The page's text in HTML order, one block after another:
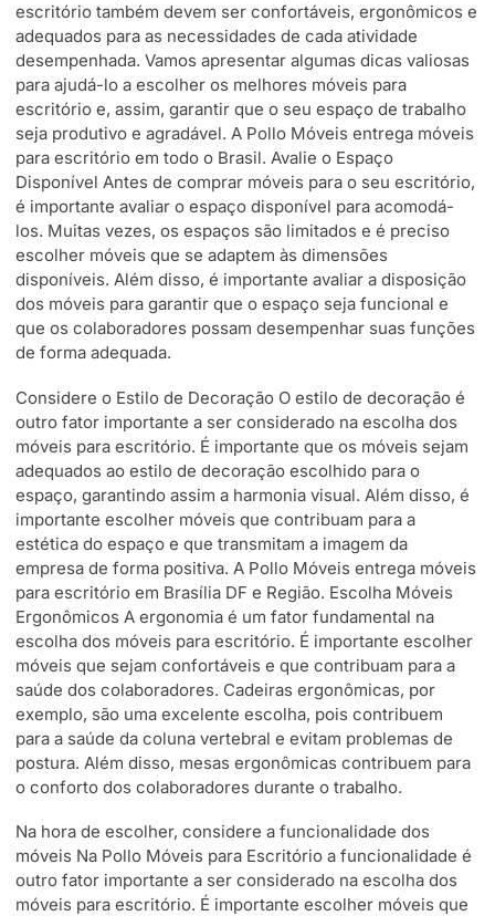
escritório também devem ser confortáveis, ergonômicos e
adequados para as necessidades de cada atividade
desempenhada. Vamos apresentar algumas dicas valiosas
para ajudá-lo a escolher os melhores móveis para
escritório e, assim, garantir que o seu espaço de trabalho
seja produtivo e agradável. A Pollo Móveis entrega móveis
para escritório em todo o Brasil. Avalie o Espaço
Disponível Antes de comprar móveis para o seu escritório,
é importante avaliar o espaço disponível para acomodá-
los. Muitas vezes, os espaços são limitados e é preciso
escolher móveis que se adaptem às dimensões
disponíveis. Além disso, é importante avaliar a disposição
dos móveis para garantir que o espaço seja funcional e
que os colaboradores possam desempenhar suas funções
de forma adequada.
Considere o Estilo de Decoração O estilo de decoração é
outro fator importante a ser considerado na escolha dos
móveis para escritório. É importante que os móveis sejam
adequados ao estilo de decoração escolhido para o
espaço, garantindo assim a harmonia visual. Além disso, é
importante escolher móveis que contribuam para a
estética do espaço e que transmitam a imagem da
empresa de forma positiva. A Pollo Móveis entrega móveis
para escritório em Brasília DF e Região. Escolha Móveis
Ergonômicos A ergonomia é um fator fundamental na
escolha dos móveis para escritório. É importante escolher
móveis que sejam confortáveis e que contribuam para a
saúde dos colaboradores. Cadeiras ergonômicas, por
exemplo, são uma excelente escolha, pois contribuem
para a saúde da coluna vertebral e evitam problemas de
postura. Além disso, mesas ergonômicas contribuem para
o conforto dos colaboradores durante o trabalho.
Na hora de escolher, considere a funcionalidade dos
móveis Na Pollo Móveis para Escritório a funcionalidade é
outro fator importante a ser considerado na escolha dos
móveis para escritório. É importante escolher móveis que